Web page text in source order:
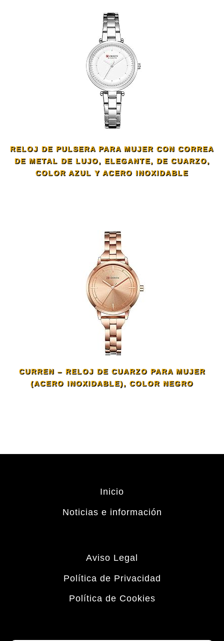
RELOJ DE PULSERA PARA MUJER CON CORREA
DE METAL DE LUJO, ELEGANTE, DE CUARZO,
COLOR AZUL Y ACERO INOXIDABLE
CURREN – RELOJ DE CUARZO PARA MUJER
(ACERO INOXIDABLE), COLOR NEGRO
Inicio
Noticias e información
Aviso Legal
Política de Privacidad
Política de Cookies